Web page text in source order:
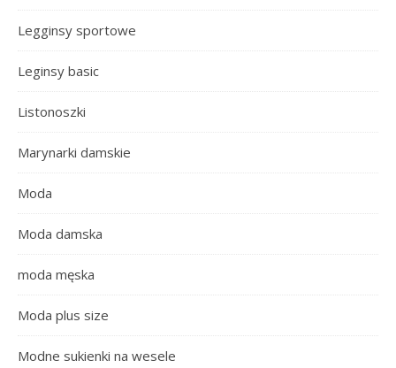
Legginsy sportowe
Leginsy basic
Listonoszki
Marynarki damskie
Moda
Moda damska
moda męska
Moda plus size
Modne sukienki na wesele